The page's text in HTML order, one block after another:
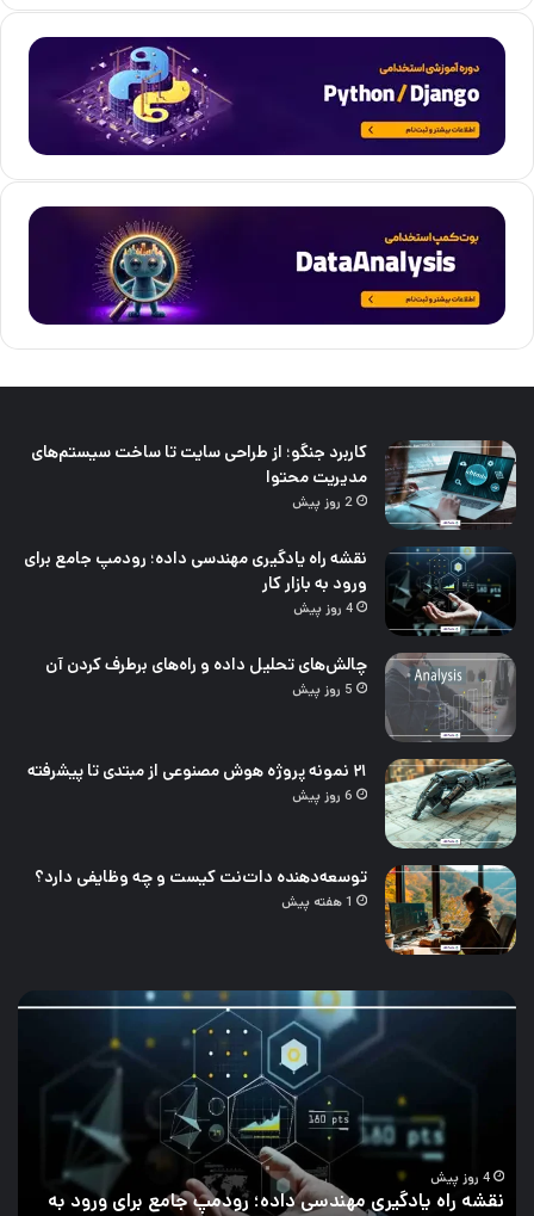
کاربرد جنگو؛ از طراحی سایت تا ساخت سیستم‌های
مدیریت محتوا
2 روز پیش
نقشه راه یادگیری مهندسی داده؛ رودمپ جامع برای
ورود به بازار کار
4 روز پیش
چالش‌های تحلیل داده و راه‌های برطرف کردن آن
5 روز پیش
۲۱ نمونه پروژه هوش مصنوعی از مبتدی تا پیشرفته
6 روز پیش
توسعه‌دهنده دات‌نت کیست و چه وظایفی دارد؟
1 هفته پیش
چالش‌های
آن
5 روز پیش
۲۱